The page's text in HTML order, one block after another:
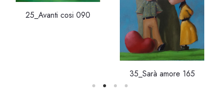
25_Avanti cosi 090
35_Sarà amore 165